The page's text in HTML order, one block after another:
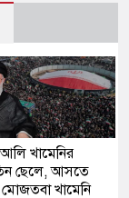
খামেনির
ছেলে, আসতে
খামেনি